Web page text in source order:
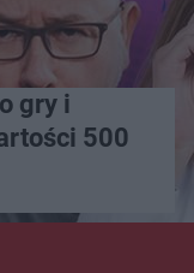
gry i
500